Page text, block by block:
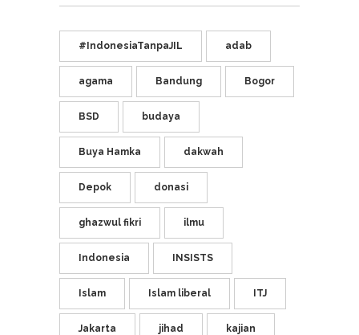
#IndonesiaTanpaJIL adab
agama Bandung Bogor
BSD budaya
Buya Hamka dakwah
Depok donasi
ghazwul fikri ilmu
Indonesia INSISTS
Islam Islam liberal ITJ
Jakarta jihad kajian